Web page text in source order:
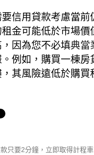
信用貸款考慮當
金可能低於市場
因為您不必填典當
例如，購買一棟
其風險遠低於購
只要2分鐘，立即取得計程